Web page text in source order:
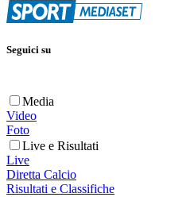
Seguici su
Media
Video
Foto
Live e Risultati
Live
Diretta Calcio
Risultati e Classifiche